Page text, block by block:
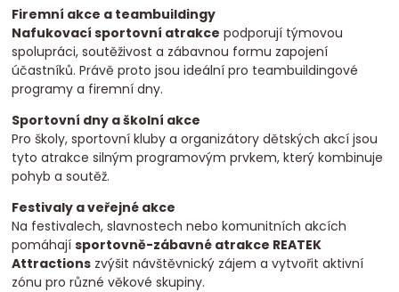
Firemní akce a teambuildingy
Nafukovací sportovní atrakce podporují týmovou
spolupráci, soutěživost a zábavnou formu zapojení
účastníků. Právě proto jsou ideální pro teambuildingové
programy a firemní dny.
Sportovní dny a školní akce
Pro školy, sportovní kluby a organizátory dětských akcí jsou
tyto atrakce silným programovým prvkem, který kombinuje
pohyb a soutěž.
Festivaly a veřejné akce
Na festivalech, slavnostech nebo komunitních akcích
pomáhajísportovně-zábavné atrakce REATEK
Attractions zvýšit návštěvnický zájem a vytvořit aktivní
zónu pro různé věkové skupiny.